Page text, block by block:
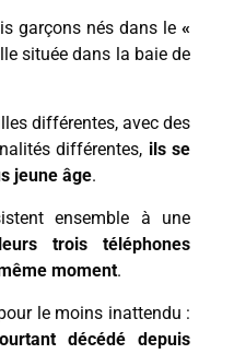
garçons nés dans le«
située dans la baie de
différentes, avec des
différentes, ils se
jeune âge.
ensemble à une
leurs trois téléphones
moment.
le moins inattendu :
décédé depuis